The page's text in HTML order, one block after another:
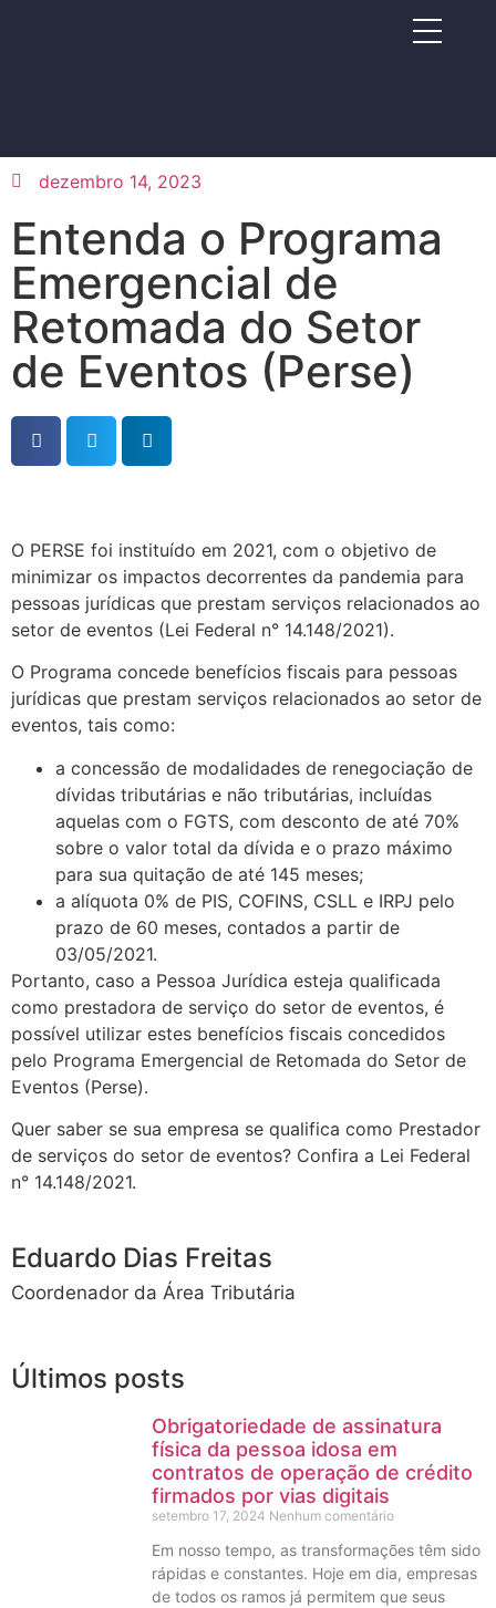
dezembro 14, 2023
Entenda o Programa
Emergencial de
Retomada do Setor
de Eventos (Perse)
O PERSE foi instituído em 2021, com o objetivo de
minimizar os impactos decorrentes da pandemia para
pessoas jurídicas que prestam serviços relacionados ao
setor de eventos (Lei Federal n° 14.148/2021).
O Programa concede benefícios fiscais para pessoas
jurídicas que prestam serviços relacionados ao setor de
eventos, tais como:
a concessão de modalidades de renegociação de
dívidas tributárias e não tributárias, incluídas
aquelas com o FGTS, com desconto de até 70%
sobre o valor total da dívida e o prazo máximo
para sua quitação de até 145 meses;
a alíquota 0% de PIS, COFINS, CSLL e IRPJ pelo
prazo de 60 meses, contados a partir de
03/05/2021.
Portanto, caso a Pessoa Jurídica esteja qualificada
como prestadora de serviço do setor de eventos, é
possível utilizar estes benefícios fiscais concedidos
pelo Programa Emergencial de Retomada do Setor de
Eventos (Perse).
Quer saber se sua empresa se qualifica como Prestador
de serviços do setor de eventos? Confira a Lei Federal
n° 14.148/2021.
Eduardo Dias Freitas
Coordenador da Área Tributária
Últimos posts
Obrigatoriedade de assinatura
física da pessoa idosa em
contratos de operação de crédito
firmados por vias digitais
setembro 17, 2024 Nenhum comentário
Em nosso tempo, as transformações têm sido
rápidas e constantes. Hoje em dia, empresas
de todos os ramos já permitem que seus